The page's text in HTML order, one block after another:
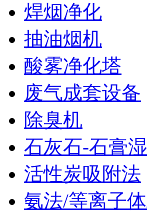
焊烟净化
抽油烟机
酸雾净化塔
废气成套设备
除臭机
石灰石-石膏
活性炭吸附法
氨法/等离子